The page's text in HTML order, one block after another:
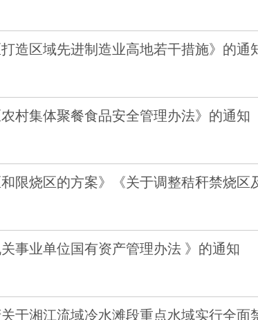
造区域先进制造业高地若干措施》的通
村集体聚餐食品安全管理办法》的通知
限烧区的方案》《关于调整秸秆禁烧区
事业单位国有资产管理办法 》的通知
于湘江流域冷水滩段重点水域实行全面